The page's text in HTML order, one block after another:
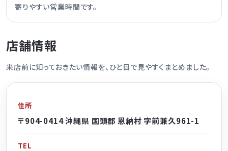
寄りやすい営業時間です。
店舗情報
来店前に知っておきたい情報を、ひと目で見やすくまとめました。
住所
〒904-0414 沖縄県 国頭郡 恩納村 字前兼久961-1
TEL